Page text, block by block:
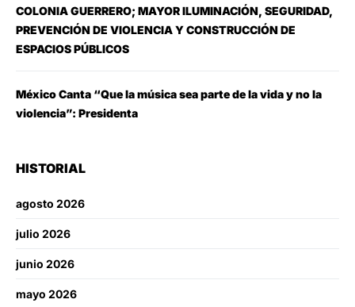
COLONIA GUERRERO; MAYOR ILUMINACIÓN, SEGURIDAD,
PREVENCIÓN DE VIOLENCIA Y CONSTRUCCIÓN DE
ESPACIOS PÚBLICOS
México Canta “Que la música sea parte de la vida y no la
violencia”: Presidenta
HISTORIAL
agosto 2026
julio 2026
junio 2026
mayo 2026